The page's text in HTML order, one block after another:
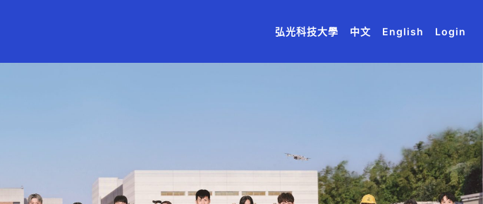
(current)
(current)
弘光科技大學 (current)
中文 (current)
English (current)
Login